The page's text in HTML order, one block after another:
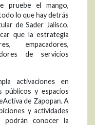
pruebe el mango,
lo que hay detrás
de Sader Jalisco,
que la estrategia
empacadores,
de servicios
activaciones en
públicos y espacios
de Zapopan. A
y actividades
podrán conocer la